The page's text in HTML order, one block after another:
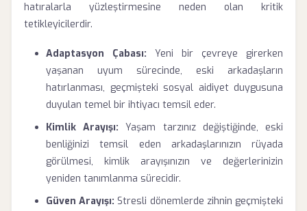
hatıralarla yüzleştirmesine neden olan kritik
tetikleyicilerdir.
Adaptasyon Çabası: Yeni bir çevreye girerken
yaşanan uyum sürecinde, eski arkadaşların
hatırlanması, geçmişteki sosyal aidiyet duygusuna
duyulan temel bir ihtiyacı temsil eder.
Kimlik Arayışı: Yaşam tarzınız değiştiğinde, eski
benliğinizi temsil eden arkadaşlarınızın rüyada
görülmesi, kimlik arayışınızın ve değerlerinizin
yeniden tanımlanma sürecidir.
Güven Arayışı: Stresli dönemlerde zihnin geçmişteki